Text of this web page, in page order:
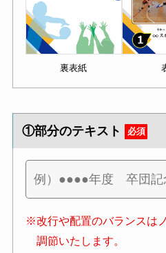
裏表紙
①部分のテキスト 必須
※改行や配置のバランスは
調節いたします。